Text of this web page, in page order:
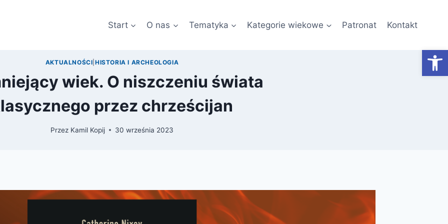
Start O nas Tematyka Kategorie wiekowe Patronat Kontakt
AKTUALNOŚCI |HISTORIA I ARCHEOLOGIA
wiek. O niszczeniu świata
przez chrześcijan
Przez Kamil Kopij 30 września 2023